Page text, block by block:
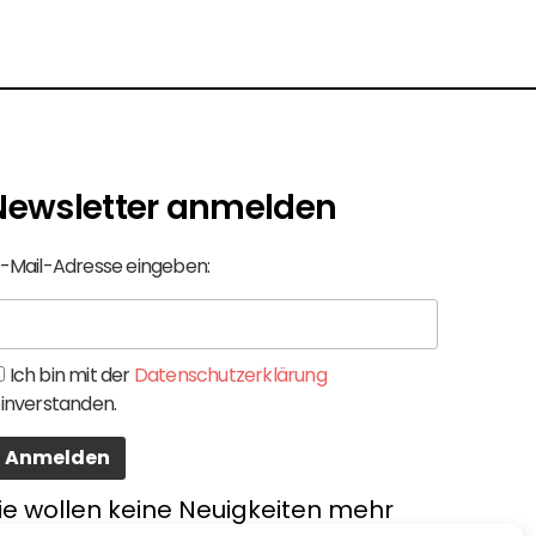
anmelden
Mail-Adresse eingeben:
Ich bin mit derDatenschutzerklärung
wollen keine Neuigkeiten mehr